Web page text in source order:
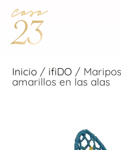
Inicio / ifiDO /
amarillos en las alas